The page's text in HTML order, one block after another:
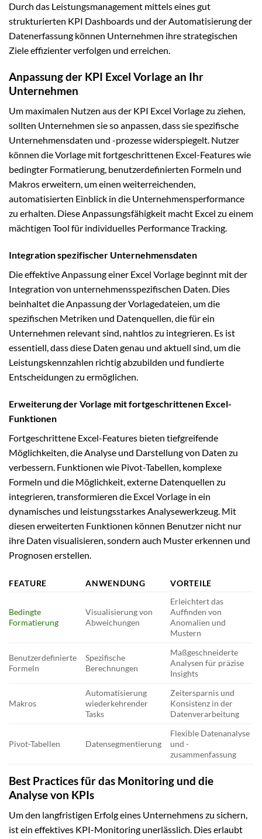
Durch das Leistungsmanagement mittels eines gut
strukturierten KPI Dashboards und der Automatisierung der
Datenerfassung können Unternehmen ihre strategischen
Ziele effizienter verfolgen und erreichen.
Anpassung der KPI Excel Vorlage an Ihr
Unternehmen
Um maximalen Nutzen aus der KPI Excel Vorlage zu ziehen,
sollten Unternehmen sie so anpassen, dass sie spezifische
Unternehmensdaten und -prozesse widerspiegelt. Nutzer
können die Vorlage mit fortgeschrittenen Excel-Features wie
bedingter Formatierung, benutzerdefinierten Formeln und
Makros erweitern, um einen weiterreichenden,
automatisierten Einblick in die Unternehmensperformance
zu erhalten. Diese Anpassungsfähigkeit macht Excel zu einem
mächtigen Tool für individuelles Performance Tracking.
Integration spezifischer Unternehmensdaten
Die effektive Anpassung einer Excel Vorlage beginnt mit der
Integration von unternehmensspezifischen Daten. Dies
beinhaltet die Anpassung der Vorlagedateien, um die
spezifischen Metriken und Datenquellen, die für ein
Unternehmen relevant sind, nahtlos zu integrieren. Es ist
essentiell, dass diese Daten genau und aktuell sind, um die
Leistungskennzahlen richtig abzubilden und fundierte
Entscheidungen zu ermöglichen.
Erweiterung der Vorlage mit fortgeschrittenen Excel-
Funktionen
Fortgeschrittene Excel-Features bieten tiefgreifende
Möglichkeiten, die Analyse und Darstellung von Daten zu
verbessern. Funktionen wie Pivot-Tabellen, komplexe
Formeln und die Möglichkeit, externe Datenquellen zu
integrieren, transformieren die Excel Vorlage in ein
dynamisches und leistungsstarkes Analysewerkzeug. Mit
diesen erweiterten Funktionen können Benutzer nicht nur
ihre Daten visualisieren, sondern auch Muster erkennen und
Prognosen erstellen.
FEATURE ANWENDUNG VORTEILE
Bedingte
Formatierung
Visualisierung von
Abweichungen
Erleichtert das
Auffinden von
Anomalien und
Mustern
Benutzerdefinierte
Formeln
Spezifische
Berechnungen
Maßgeschneiderte
Analysen für präzise
Insights
Makros
Automatisierung
wiederkehrender
Tasks
Zeitersparnis und
Konsistenz in der
Datenverarbeitung
Pivot-Tabellen Datensegmentierung
Flexible Datenanalyse
und -
zusammenfassung
Best Practices für das Monitoring und die
Analyse von KPIs
Um den langfristigen Erfolg eines Unternehmens zu sichern,
ist ein effektives KPI-Monitoring unerlässlich. Dies erlaubt